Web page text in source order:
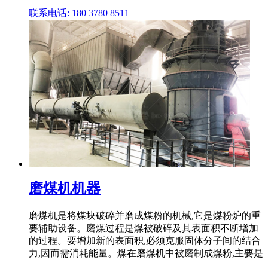
联系电话: 180 3780 8511
磨煤机机器
磨煤机是将煤块破碎并磨成煤粉的机械,它是煤粉炉的重
要辅助设备。磨煤过程是煤被破碎及其表面积不断增加
的过程。要增加新的表面积,必须克服固体分子间的结合
力,因而需消耗能量。煤在磨煤机中被磨制成煤粉,主要是